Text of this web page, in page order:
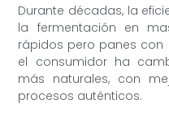
Durante décadas, la
la fermentación en
rápidos pero panes con
el consumidor ha
más naturales, con
procesos auténticos.